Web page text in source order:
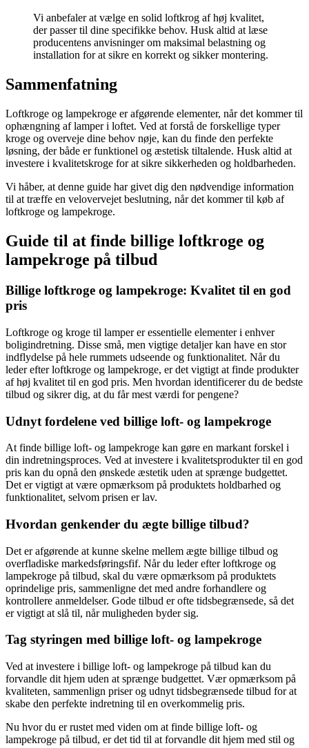
Vi anbefaler at vælge en solid loftkrog af høj kvalitet,
der passer til dine specifikke behov. Husk altid at læse
producentens anvisninger om maksimal belastning og
installation for at sikre en korrekt og sikker montering.
Sammenfatning
Loftkroge og lampekroge er afgørende elementer, når det kommer til
ophængning af lamper i loftet. Ved at forstå de forskellige typer
kroge og overveje dine behov nøje, kan du finde den perfekte
løsning, der både er funktionel og æstetisk tiltalende. Husk altid at
investere i kvalitetskroge for at sikre sikkerheden og holdbarheden.
Vi håber, at denne guide har givet dig den nødvendige information
til at træffe en velovervejet beslutning, når det kommer til køb af
loftkroge og lampekroge.
Guide til at finde billige loftkroge og
lampekroge på tilbud
Billige loftkroge og lampekroge: Kvalitet til en god
pris
Loftkroge og kroge til lamper er essentielle elementer i enhver
boligindretning. Disse små, men vigtige detaljer kan have en stor
indflydelse på hele rummets udseende og funktionalitet. Når du
leder efter loftkroge og lampekroge, er det vigtigt at finde produkter
af høj kvalitet til en god pris. Men hvordan identificerer du de bedste
tilbud og sikrer dig, at du får mest værdi for pengene?
Udnyt fordelene ved billige loft- og lampekroge
At finde billige loft- og lampekroge kan gøre en markant forskel i
din indretningsproces. Ved at investere i kvalitetsprodukter til en god
pris kan du opnå den ønskede æstetik uden at sprænge budgettet.
Det er vigtigt at være opmærksom på produktets holdbarhed og
funktionalitet, selvom prisen er lav.
Hvordan genkender du ægte billige tilbud?
Det er afgørende at kunne skelne mellem ægte billige tilbud og
overfladiske markedsføringsfif. Når du leder efter loftkroge og
lampekroge på tilbud, skal du være opmærksom på produktets
oprindelige pris, sammenligne det med andre forhandlere og
kontrollere anmeldelser. Gode tilbud er ofte tidsbegrænsede, så det
er vigtigt at slå til, når muligheden byder sig.
Tag styringen med billige loft- og lampekroge
Ved at investere i billige loft- og lampekroge på tilbud kan du
forvandle dit hjem uden at sprænge budgettet. Vær opmærksom på
kvaliteten, sammenlign priser og udnyt tidsbegrænsede tilbud for at
skabe den perfekte indretning til en overkommelig pris.
Nu hvor du er rustet med viden om at finde billige loft- og
lampekroge på tilbud, er det tid til at forvandle dit hjem med stil og